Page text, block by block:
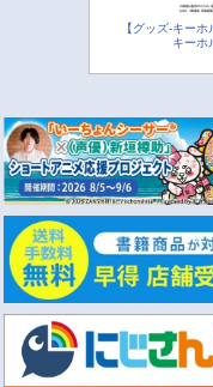
【グッズ-キー
キーホ